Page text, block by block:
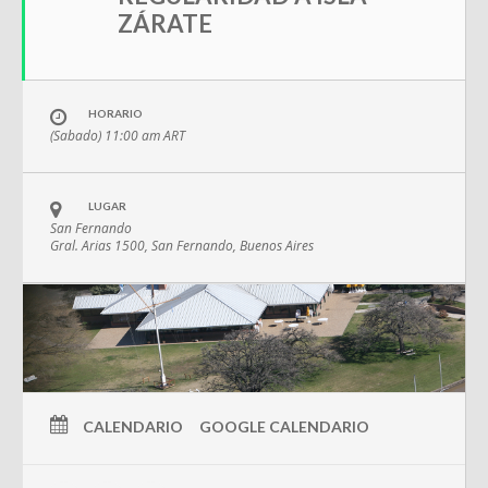
ZÁRATE
HORARIO
(Sabado) 11:00 amART
LUGAR
San Fernando
Gral. Arias 1500, San Fernando, Buenos Aires
CALENDARIO GOOGLE CALENDARIO